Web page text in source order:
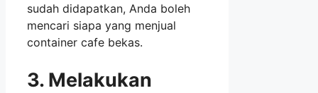
sudah didapatkan, Anda boleh
mencari siapa yang menjual
container cafe bekas.
3. Melakukan